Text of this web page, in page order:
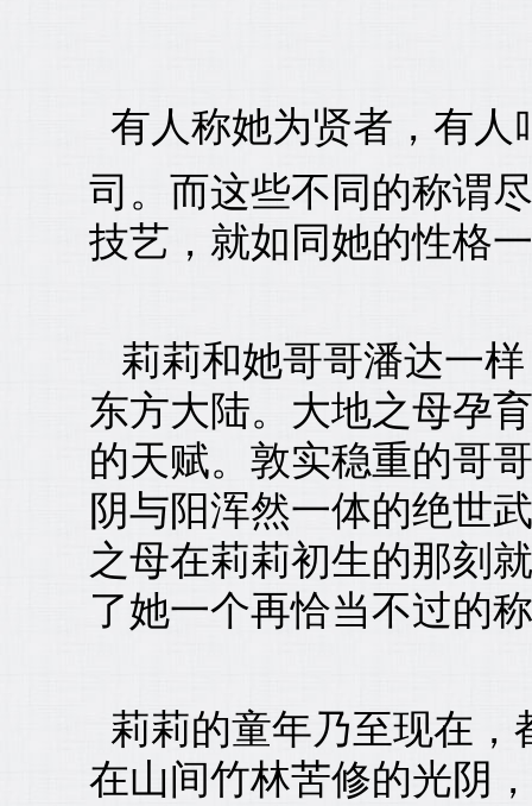
有人称她为贤者，有人
司。而这些不同的称谓
技艺，就如同她的性格
莉莉和她哥哥潘达一
东方大陆。大地之母孕
的天赋。敦实稳重的哥
阴与阳浑然一体的绝世
之母在莉莉初生的那刻
了她一个再恰当不过的
莉莉的童年乃至现在
在山间竹林苦修的光阴